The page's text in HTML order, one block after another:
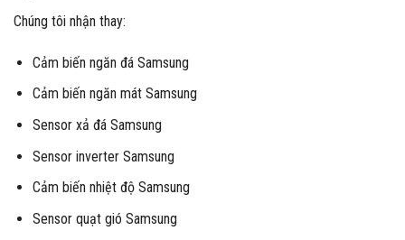
Chúng tôi nhận thay:
Cảm biến ngăn đá Samsung
Cảm biến ngăn mát Samsung
Sensor xả đá Samsung
Sensor inverter Samsung
Cảm biến nhiệt độ Samsung
Sensor quạt gió Samsung